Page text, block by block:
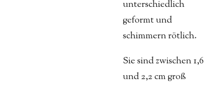
unterschiedlich
geformt und
schimmern rötlich.
Sie sind zwischen 1,6
und 2,2 cm groß